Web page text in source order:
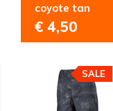
coyote tan
€ 4,50
SALE